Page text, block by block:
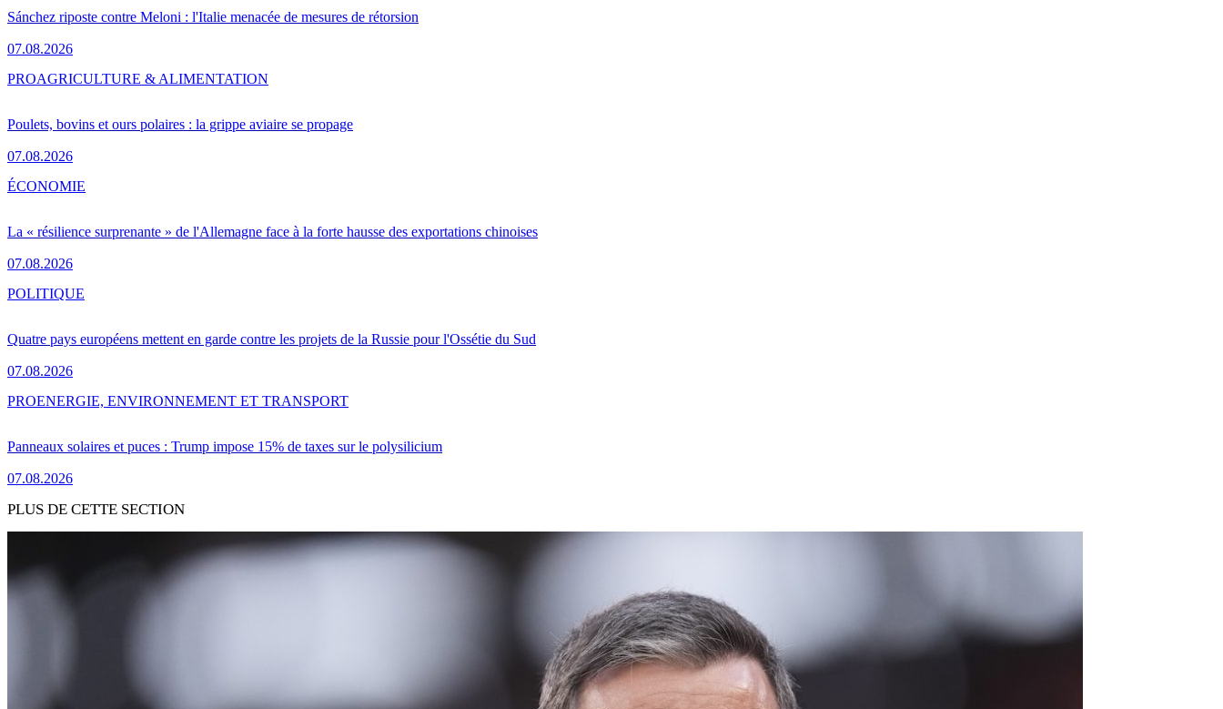
Sánchez riposte contre Meloni : l'Italie menacée de mesures de rétorsion
07.08.2026
Poulets, bovins et ours polaires : la grippe aviaire se propage
07.08.2026
PROAGRICULTURE & ALIMENTATION
La « résilience surprenante » de l'Allemagne face à la forte hausse des exportations chinoises
07.08.2026
ÉCONOMIE
Quatre pays européens mettent en garde contre les projets de la Russie pour l'Ossétie du Sud
07.08.2026
POLITIQUE
Panneaux solaires et puces : Trump impose 15% de taxes sur le polysilicium
07.08.2026
PROENERGIE, ENVIRONNEMENT ET TRANSPORT
PLUS DE CETTE SECTION